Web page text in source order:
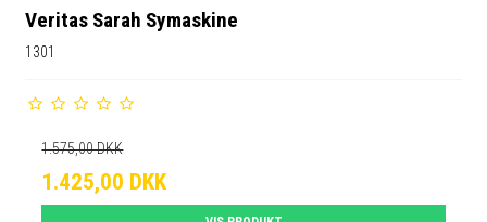
Veritas Sarah Symaskine
1301
1.575,00 DKK
1.425,00 DKK